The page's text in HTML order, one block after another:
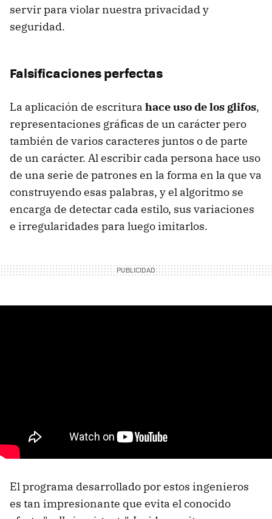
servir para violar nuestra privacidad y
seguridad.
Falsificaciones perfectas
La aplicación de escritura hace uso de los glifos,
representaciones gráficas de un carácter pero
también de varios caracteres juntos o de parte
de un carácter. Al escribir cada persona hace uso
de una serie de patrones en la forma en la que va
construyendo esas palabras, y el algoritmo se
encarga de detectar cada estilo, sus variaciones
e irregularidades para luego imitarlos.
El programa desarrollado por estos ingenieros
es tan impresionante que evita el conocido